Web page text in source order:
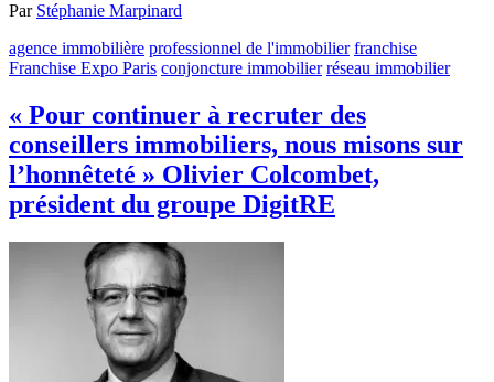
Par Stéphanie Marpinard
agence immobilière professionnel de l'immobilier franchise
Franchise Expo Paris conjoncture immobilier réseau immobilier
« Pour continuer à recruter des
conseillers immobiliers, nous misons sur
l’honnêteté » Olivier Colcombet,
président du groupe DigitRE